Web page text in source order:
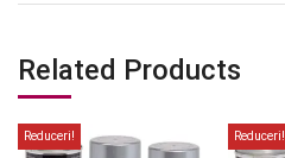
Related Products
Reduceri! Reduceri!